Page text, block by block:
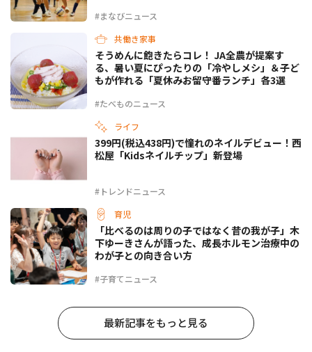
#まなびニュース
共働き家事
#たべものニュース
そうめんに飽きたらコレ！ JA全農が提案す
る、暑い夏にぴったりの「冷やしメシ」＆子ど
もが作れる「夏休みお留守番ランチ」各3選
ライフ
#トレンドニュース
399円(税込438円)で憧れのネイルデビュー！西
松屋「Kidsネイルチップ」新登場
育児
#子育てニュース
「比べるのは周りの子ではなく昔の我が子」木
下ゆーきさんが語った、成長ホルモン治療中の
わが子との向き合い方
最新記事をもっと見る